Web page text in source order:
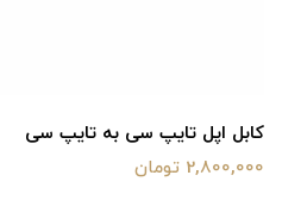
آداپتور 40 وات گارانتی شرکتی
8,000,000 تومان